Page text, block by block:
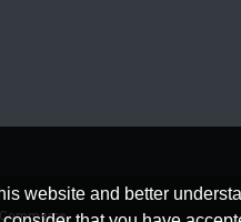
website and better